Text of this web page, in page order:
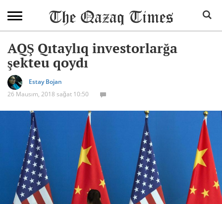
AQŞ Qıtaylıq investorlarğa
şekteu qoydı
Estay Bojan
26 Mausım, 2018 sağat 10:50